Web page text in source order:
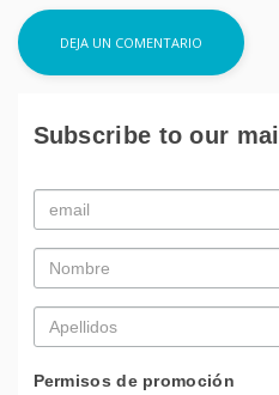
Subscribe to our
Email
*
Nombre
*
Apellidos
*
Permisos de promoción